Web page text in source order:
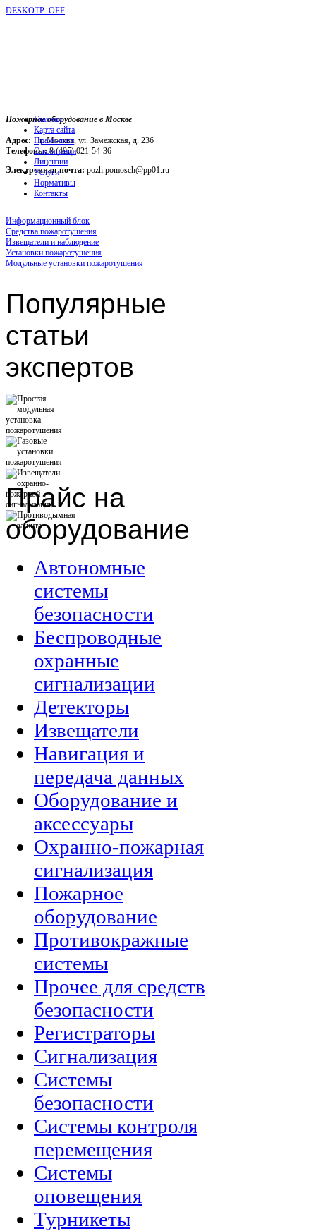
DESKOTP_OFF
Пожарное оборудование в Москве
Адрес: г. Москва, ул. Замежская, д. 236
Телефоны:8 (495) 021-54-36
Электронная почта: pozh.pomosch@pp01.ru
Главная
Карта сайта
Прайс-лист
О компании
Лицензии
Услуги
Нормативы
Контакты
Информационный блок
Средства пожаротушения
Извещатели и наблюдение
Установки пожаротушения
Модульные установки пожаротушения
Популярные
статьи
экспертов
Прайс на
оборудование
Автономные
системы
безопасности
Беспроводные
охранные
сигнализации
Детекторы
Извещатели
Навигация и
передача данных
Оборудование и
аксессуары
Охранно-пожарная
сигнализация
Пожарное
оборудование
Противокражные
системы
Прочее для средств
безопасности
Регистраторы
Сигнализация
Системы
безопасности
Системы контроля
перемещения
Системы
оповещения
Турникеты